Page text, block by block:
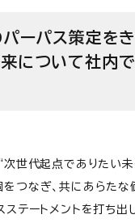
ーパス策定をき
について社内
世代起点でありたい未
をつなぎ、共にあらた
ステートメントを打ち出